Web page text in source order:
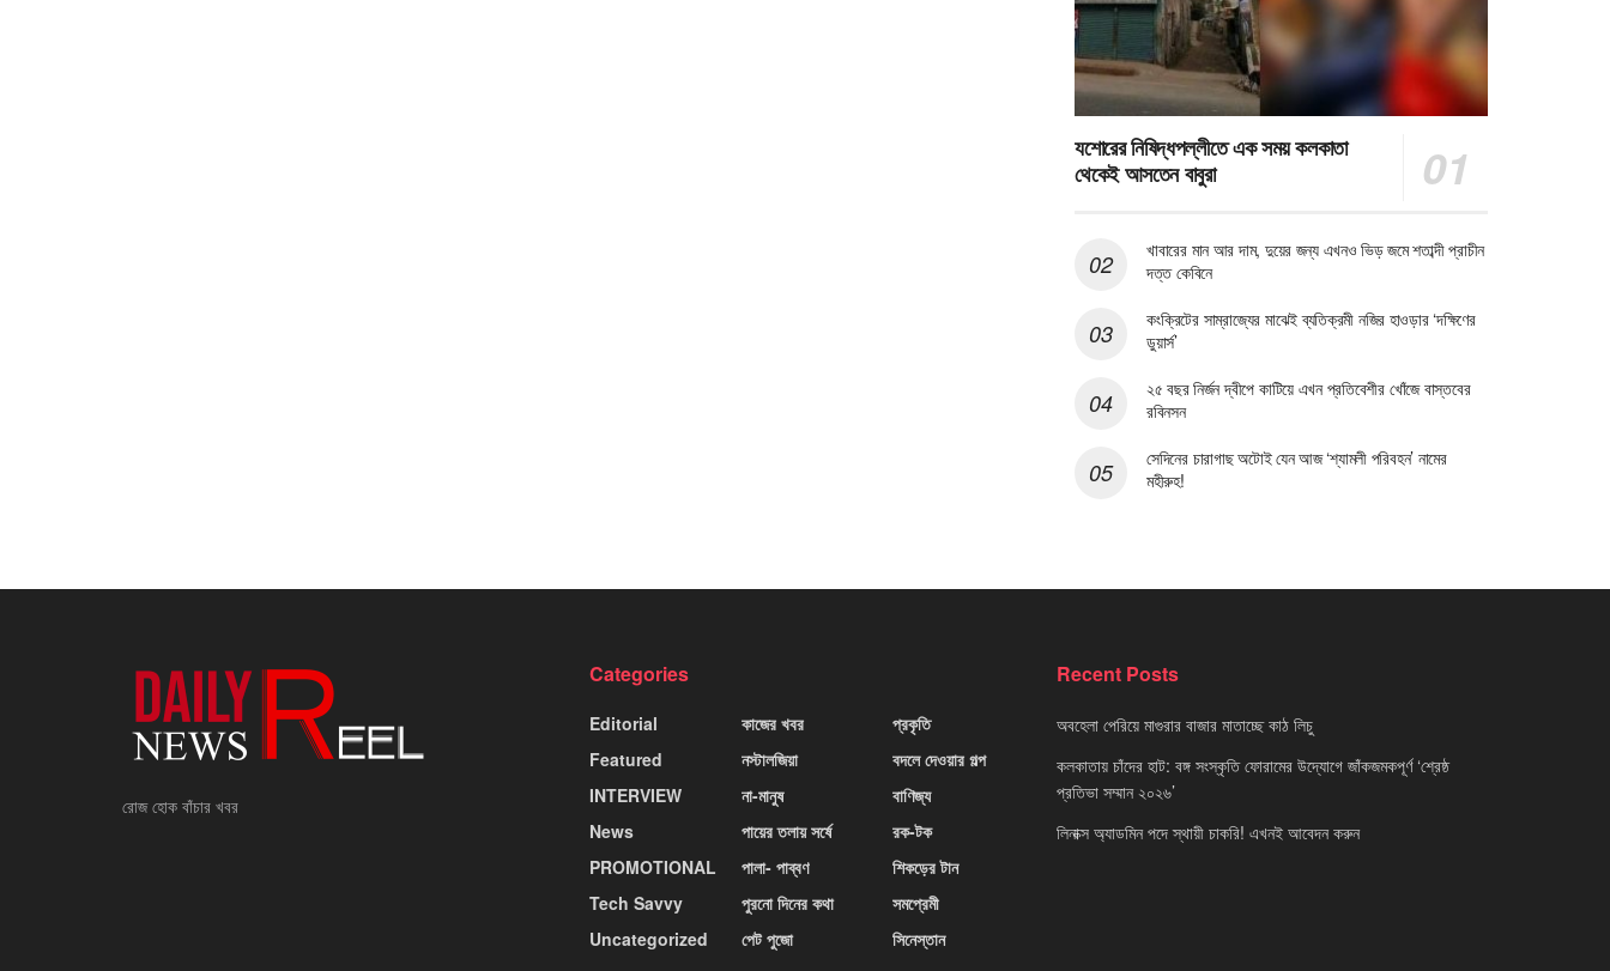
যশোরের নিষিদ্ধপল্লীতে এক সময় কলকাতা
থেকেই আসতেন বাবুরা
খাবারের মান আর দাম, দুয়ের জন্য এখনও ভিড় জমে শতাব্দী প্রাচীন
দত্ত কেবিনে
কংক্রিটের সাম্রাজ্যের মাঝেই ব্যতিক্রমী নজির হাওড়ার ‘দক্ষিণের
ডুয়ার্স’
২৫ বছর নির্জন দ্বীপে কাটিয়ে এখন প্রতিবেশীর খোঁজে বাস্তবের
রবিনসন
সেদিনের চারাগাছ অটোই যেন আজ ‘শ্যামলী পরিবহন’ নামের
মহীরুহ!
রোজ হোক বাঁচার খবর
Categories
Editorial
Featured
INTERVIEW
News
PROMOTIONAL
Tech Savvy
Uncategorized
কাজের খবর
নস্টালজিয়া
না-মানুষ
পায়ের তলায় সর্ষে
পালা- পাব্বণ
পুরনো দিনের কথা
পেট পুজো
প্রকৃতি
বদলে দেওয়ার গল্প
বাণিজ্য
রক-টক
শিকড়ের টান
সমপ্রেমী
সিনেস্তান
Recent Posts
অবহেলা পেরিয়ে মাগুরার বাজার মাতাচ্ছে কাঠ লিচু
কলকাতায় চাঁদের হাট: বঙ্গ সংস্কৃতি ফোরামের উদ্যোগে জাঁকজমকপূর্ণ ‘শ্রেষ্ঠ
প্রতিভা সম্মান ২০২৬’
লিনাক্স অ্যাডমিন পদে স্থায়ী চাকরি! এখনই আবেদন করুন